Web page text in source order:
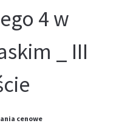
4 w
_ III
cenowe